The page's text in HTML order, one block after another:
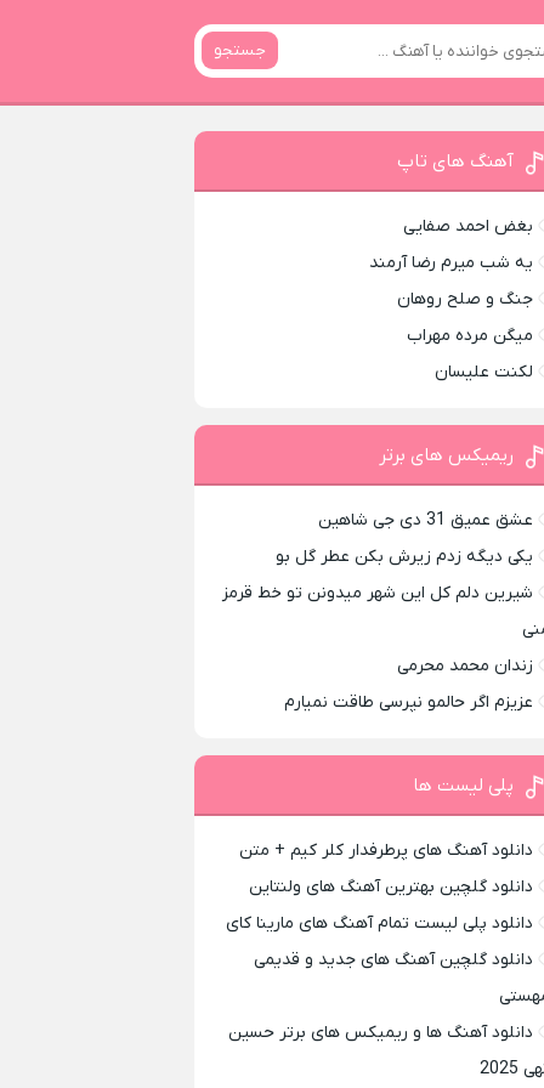
جستجو
آهنگ های تاپ
بغض احمد صفایی
یه شب میرم رضا آرمند
جنگ و صلح روهان
میگن مرده مهراب
لکنت علیسان
ریمیکس های برتر
عشق عمیق 31 دی جی شاهین
یکی دیگه زدم زیرش بکن عطر گل بو
شیرین دلم کل این شهر میدونن تو خط قرمز
زندان محمد محرمی
عزیزم اگر حالمو نپرسی طاقت نمیارم
پلی لیست ها
دانلود آهنگ های پرطرفدار کلر کیم + متن
دانلود گلچین بهترین آهنگ های ولنتاین
دانلود پلی لیست تمام آهنگ های مارینا کای
دانلود گلچین آهنگ های جدید و قدیمی
دانلود آهنگ ها و ریمیکس های برتر حسین
2025